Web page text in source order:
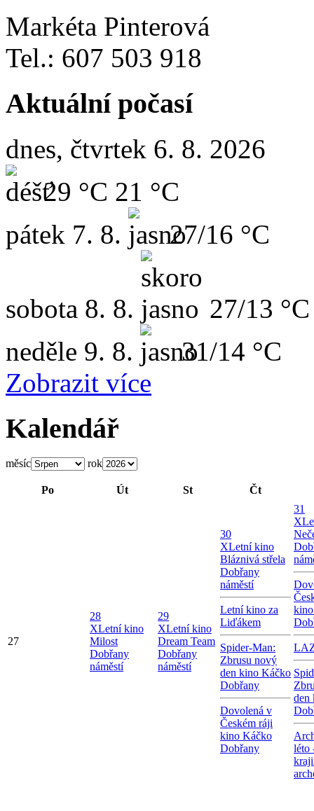
Markéta Pinterová
Tel.: 607 503 918
Aktuální počasí
dnes, čtvrtek 6. 8. 2026
29 °C 21 °C
pátek 7. 8. 27/16 °C
sobota 8. 8.
27/13 °C
neděle 9. 8.
31/14 °C
Zobrazit více
Kalendář
měsíc rok
Po Út St Čt
27
28
XLetní kino
Milost
Dobřany
náměstí
29
XLetní kino
Dream Team
Dobřany
náměstí
30
XLetní kino
Bláznivá střela
Dobřany
náměstí
Letní kino za
Liďákem
Spider-Man:
Zbrusu nový
den kino Káčko
Dobřany
Dovolená v
Českém ráji
kino Káčko
Dobřany
31
X
den
léto